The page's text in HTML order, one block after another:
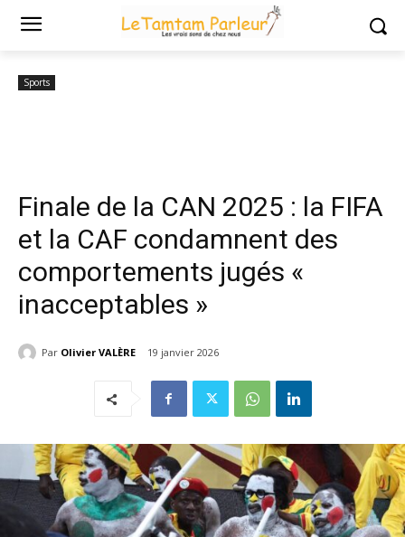
Accueil Finale de la CAN 2025 : la FIFA et la CAF condamnent...
Sports
Finale de la CAN 2025 : la FIFA
et la CAF condamnent des
comportements jugés «
inacceptables »
Par Olivier VALÈRE 19 janvier 2026